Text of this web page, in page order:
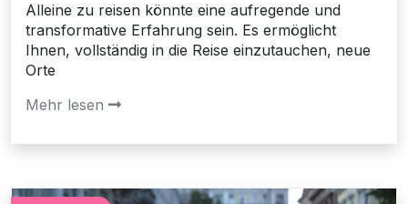
Alleine zu reisen könnte eine aufregende und
transformative Erfahrung sein. Es ermöglicht
Ihnen, vollständig in die Reise einzutauchen, neue
Orte
Mehr lesen